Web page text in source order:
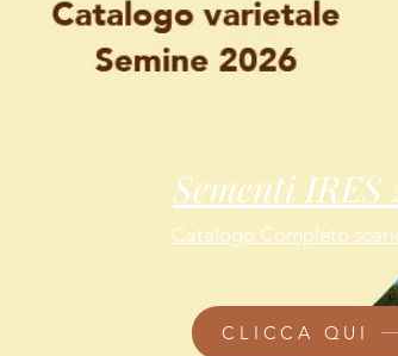
Sementi IRES
Catalogo Completo
CLICCA QUI